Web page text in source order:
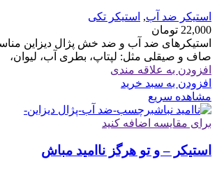
استیکر ضد آب, استیکر تکی
22,000 تومان
استیکرهای ضد آب و ضد خش پژال دیزاین
صاف و صیقلی مثل: لپتاپ، بطری آب، لیوان،
افزودن به علاقه مندی
افزودن به سبد خرید
مشاهده سریع
برای مقایسه اضافه کنید
استیکر – و تو هرگز ناامید مباش